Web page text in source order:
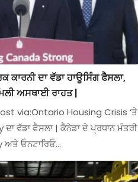
ਕਾਰਨੀ ਦਾ ਵੱਡਾ ਹਾਊਸਿੰਗ ਫੈਸਲਾ,
ਅਸਥਾਈ ਰਾਹਤ |
via:Ontario Housing Crisis ‘ਤੇ
ਵੱਡਾ ਫੈਸਲਾ | ਕੈਨੇਡਾ ਦੇ ਪ੍ਰਧਾਨ ਮੰਤਰੀ
ਅਤੇ ਓਨਟਾਰਿਓ…